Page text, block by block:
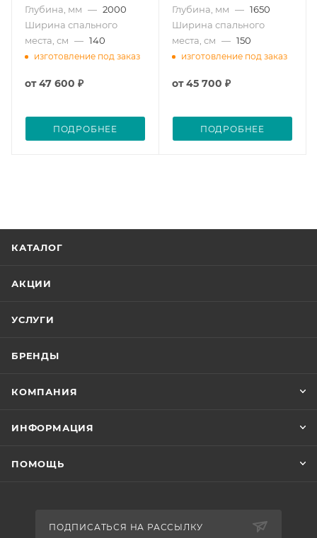
Глубина, мм — 2000
Ширина спального
места, см — 140
изготовление под заказ
от47 600 ₽
ПОДРОБНЕЕ
Глубина, мм — 1650
Ширина спального
места, см — 150
изготовление под заказ
от45 700 ₽
ПОДРОБНЕЕ
КАТАЛОГ
АКЦИИ
УСЛУГИ
БРЕНДЫ
КОМПАНИЯ
ИНФОРМАЦИЯ
ПОМОЩЬ
ПОДПИСАТЬСЯ НА РАССЫЛКУ